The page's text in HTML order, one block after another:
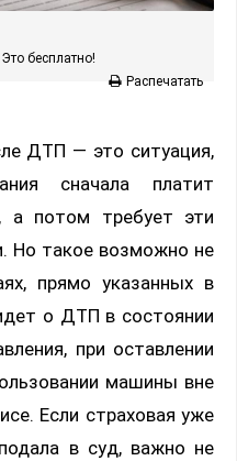
Это бесплатно!
Распечатать
ДТП — это ситуация,
сначала платит
а потом требует эти
Но такое возможно не
прямо указанных в
о ДТП в состоянии
при оставлении
машины вне
Если страховая уже
в суд, важно не